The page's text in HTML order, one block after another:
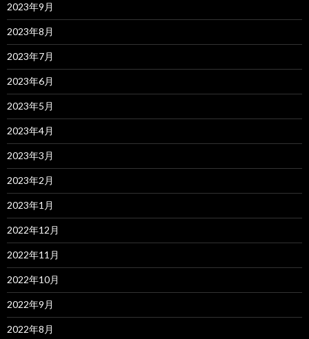
2023年9月
2023年8月
2023年7月
2023年6月
2023年5月
2023年4月
2023年3月
2023年2月
2023年1月
2022年12月
2022年11月
2022年10月
2022年9月
2022年8月